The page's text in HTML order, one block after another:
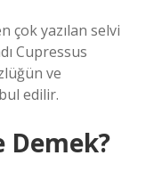
çok yazılan selvi
Cupressus
ve
edilir.
Demek?